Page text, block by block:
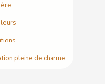
pleine de charme